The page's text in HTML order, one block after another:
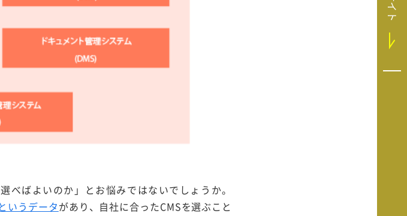
べばよいのか」とお悩みではないでしょうか。
いうデータがあり、自社に合ったCMSを選ぶこと